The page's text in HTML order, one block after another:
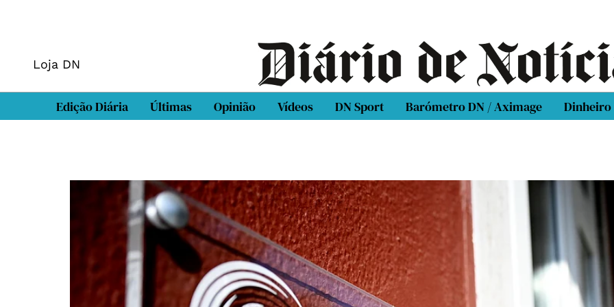
Loja DN
Edição Diária Últimas Opinião Vídeos DN Sport Barómetro DN / Aximage Dinheiro